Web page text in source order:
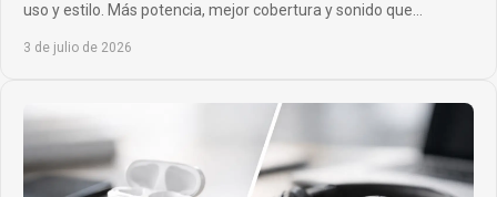
uso y estilo. Más potencia, mejor cobertura y sonido que
3 de julio de 2026